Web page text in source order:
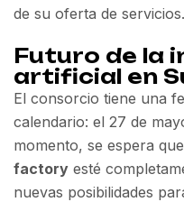
de su oferta de servicios.
Futuro de la
artificial en
El consorcio tiene una
calendario: el 27 de
momento, se espera
factory esté
nuevas posibilidades